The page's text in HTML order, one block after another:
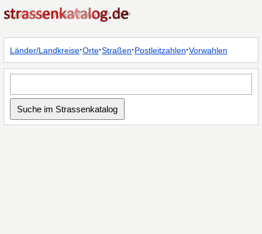
Länder/Landkreise·Orte·Straßen·Postleitzahlen·Vorwahlen